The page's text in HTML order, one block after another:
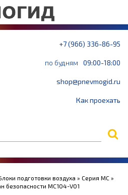
+7 (966) 336-86-95
по будням 09:00-18:00
shop@pnevmogid.ru
Как проехать
подготовки воздуха » Серия MC »
безопасности MC104-V01